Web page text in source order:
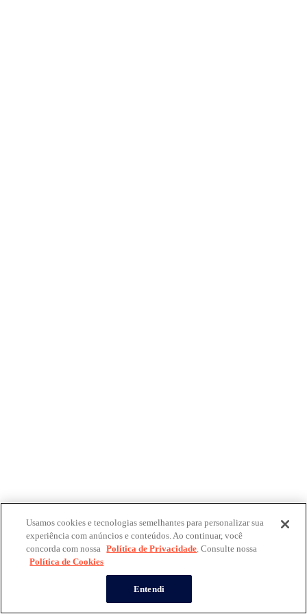
Usamos cookies e tecnologias semelhantes para personalizar sua
experiência com anúncios e conteúdos. Ao continuar, você
concorda com nossa Política de Privacidade. Consulte nossa
Política de Cookies
Entendi